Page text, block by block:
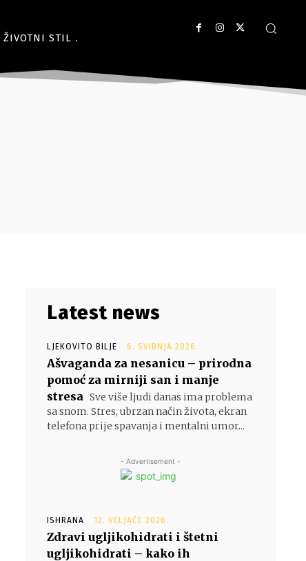
ŽIVOTNI STIL
Latest news
LJEKOVITO BILJE 6. SVIBNJA 2026.
Ašvaganda za nesanicu – prirodna
pomoć za mirniji san i manje
stresa Sve više ljudi danas ima problema
sa snom. Stres, ubrzan način života, ekran
telefona prije spavanja i mentalni umor...
- Advertisement -
ISHRANA 12. VELJAČE 2026.
Zdravi ugljikohidrati i štetni
ugljikohidrati – kako ih